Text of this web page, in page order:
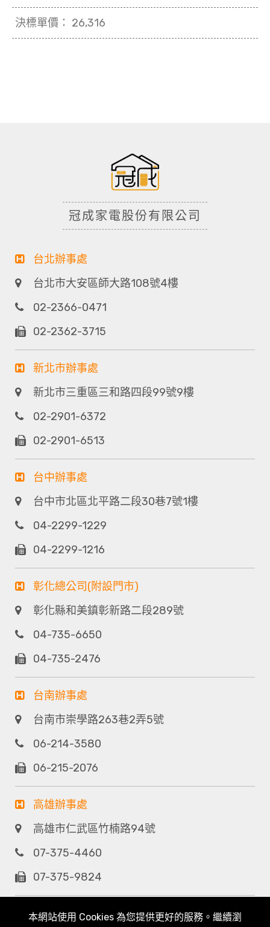
決標單價： 26,316
本網站使用 Cookies 為您提供更好的服務。繼續瀏
冠成家電股份有限公司
台北辦事處
台北市大安區師大路108號4樓
02-2366-0471
02-2362-3715
新北市辦事處
新北市三重區三和路四段99號9樓
02-2901-6372
02-2901-6513
台中辦事處
台中市北區北平路二段30巷7號1樓
04-2299-1229
04-2299-1216
彰化總公司(附設門市)
彰化縣和美鎮彰新路二段289號
04-735-6650
04-735-2476
台南辦事處
台南市崇學路263巷2弄5號
06-214-3580
06-215-2076
高雄辦事處
高雄市仁武區竹楠路94號
07-375-4460
07-375-9824